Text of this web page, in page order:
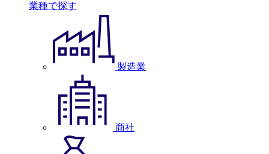
業種で探す
製造業
商社